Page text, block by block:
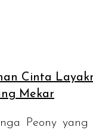
Cinta
Mekar
Peony yang